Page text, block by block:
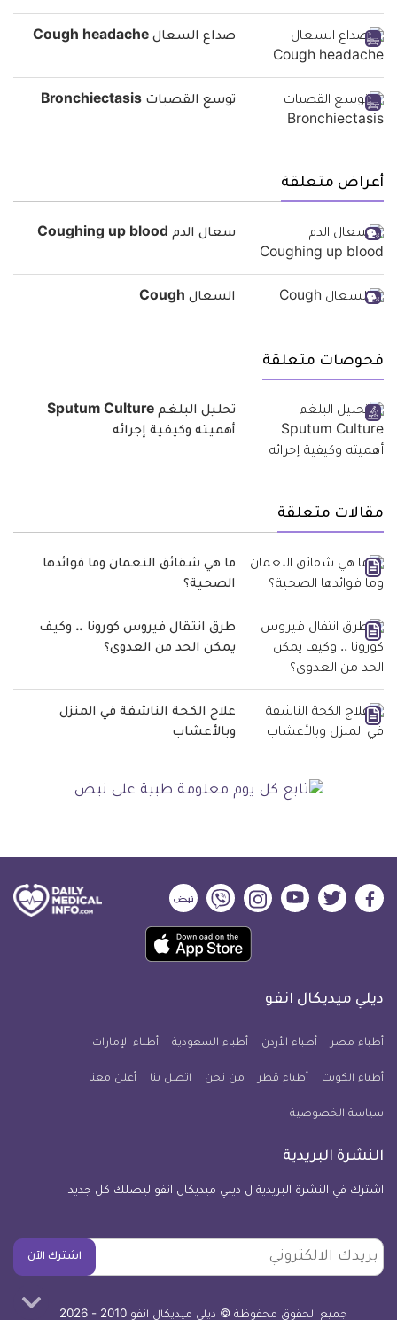
صداع السعال Cough headache
توسع القصبات Bronchiectasis
أعراض متعلقة
سعال الدم Coughing up blood
السعال Cough
فحوصات متعلقة
تحليل البلغم Sputum Culture
أهميته وكيفية إجرائه
مقالات متعلقة
ما هي شقائق النعمان وما فوائدها
الصحية؟
طرق انتقال فيروس كورونا .. وكيف
يمكن الحد من العدوى؟
علاج الكحة الناشفة في المنزل
وبالأعشاب
ديلي
فيسبوك
ديلي
تويتر
ديلي
ميديكال
يوتيوب
ديلي
ميديكال
انفو
ديلي
ميديكال
انفو
ديلي
ميديكال
انفو
حمل
تطبيق
معلومة
للآيفون
ديلي ميديكال انفو
أطباء مصر أطباء الأردن أطباء السعودية أطباء الإمارات
أطباء الكويت أطباء قطر من نحن اتصل بنا أعلن معنا
سياسة الخصوصية
النشرة البريدية
اشترك في النشرة البريدية ل ديلي ميديكال انفو ليصلك كل جديد
بريدك
الالكتروني
اشترك الآن
جميع الحقوق محفوظة © ديلي ميديكال انفو 2010 - 2026